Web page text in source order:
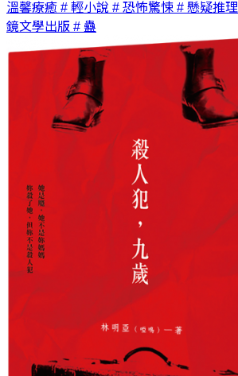
溫馨療癒 # 輕小說 # 恐怖驚悚 # 懸疑推理
鏡文學出版 # 蠱